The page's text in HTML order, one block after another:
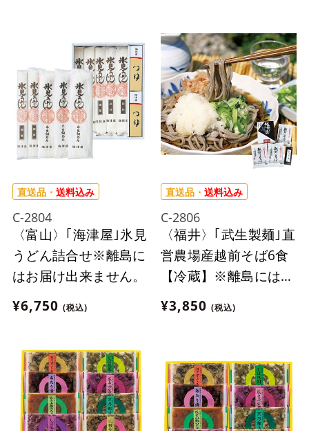
はお届け出来ません。
直送品・ 送料込み
C-2804
〈富山〉｢海津屋｣氷見
うどん詰合せ※離島に
はお届け出来ません。
¥6,750 (税込)
直送品・ 送料込み
C-2806
〈福井〉｢武生製麺｣直
営農場産越前そば6食
【冷蔵】※離島にはお
届け出来ません。
¥3,850 (税込)